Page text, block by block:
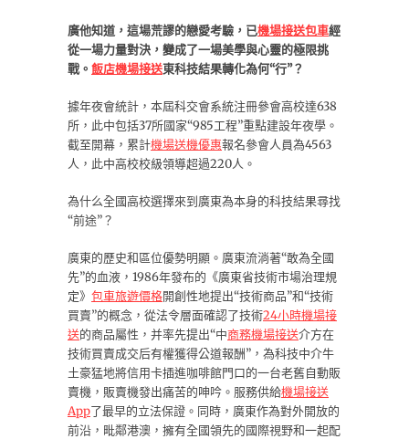
廣他知道，這場荒謬的戀愛考驗，已機場接送包車經
從一場力量對決，變成了一場美學與心靈的極限挑
戰。 飯店機場接送東科技結果轉化為何“行”？
據年夜會統計，本屆科交會系統注冊參會高校達638
所，此中包括37所國家“985工程”重點建設年夜學。
截至開幕，累計機場送機優惠報名參會人員為4563
人，此中高校校級領導超過220人。
為什么全國高校選擇來到廣東為本身的科技結果尋找
“前途”？
廣東的歷史和區位優勢明顯。廣東流淌著“敢為全國
先”的血液，1986年發布的《廣東省技術市場治理規
定》 包車旅遊價格開創性地提出“技術商品”和“技術
買賣”的概念，從法令層面確認了技術24小時機場接
送的商品屬性，并率先提出“中商務機場接送介方在
技術買賣成交后有權獲得公道報酬”，為科技中介牛
土豪猛地將信用卡插進咖啡館門口的一台老舊自動販
賣機，販賣機發出痛苦的呻吟。服務供給機場接送
App了最早的立法保證。同時，廣東作為對外開放的
前沿，毗鄰港澳，擁有全國領先的國際視野和一起配